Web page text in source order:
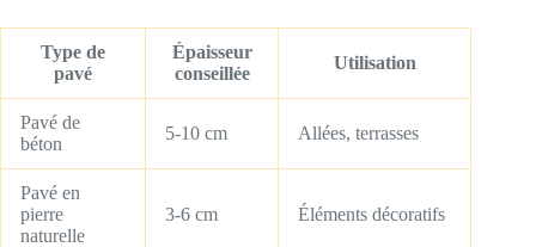
Type de
pavé
Épaisseur
conseillée
Utilisation
Pavé de
béton
5-10 cm Allées, terrasses
Pavé en
pierre
naturelle
3-6 cm Éléments décoratifs